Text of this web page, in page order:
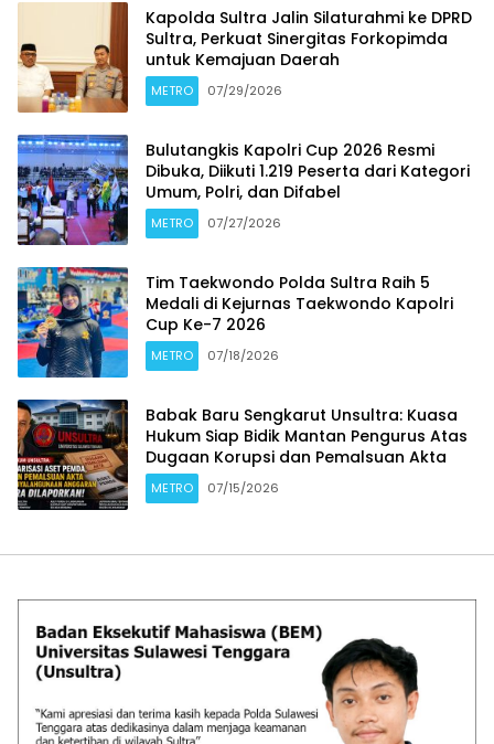
Kapolda Sultra Jalin Silaturahmi ke DPRD
Sultra, Perkuat Sinergitas Forkopimda
untuk Kemajuan Daerah
METRO 07/29/2026
Bulutangkis Kapolri Cup 2026 Resmi
Dibuka, Diikuti 1.219 Peserta dari Kategori
Umum, Polri, dan Difabel
METRO 07/27/2026
Tim Taekwondo Polda Sultra Raih 5
Medali di Kejurnas Taekwondo Kapolri
Cup Ke-7 2026
METRO 07/18/2026
Babak Baru Sengkarut Unsultra: Kuasa
Hukum Siap Bidik Mantan Pengurus Atas
Dugaan Korupsi dan Pemalsuan Akta
METRO 07/15/2026